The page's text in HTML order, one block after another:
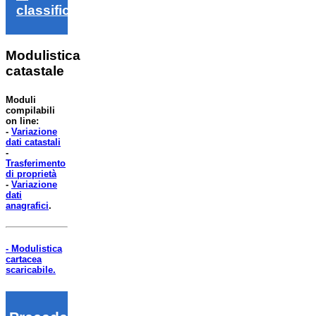
classifica
Modulistica
catastale
Moduli
compilabili
on line:
- Variazione
dati catastali
-
Trasferimento
di proprietà
- Variazione
dati
anagrafici.
- Modulistica
cartacea
scaricabile.